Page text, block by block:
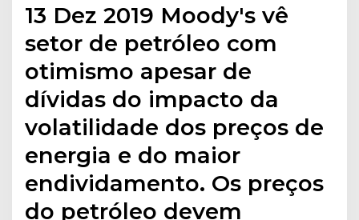
13 Dez 2019 Moody's vê
setor de petróleo com
otimismo apesar de
dívidas do impacto da
volatilidade dos preços de
energia e do maior
endividamento. Os preços
do petróleo devem